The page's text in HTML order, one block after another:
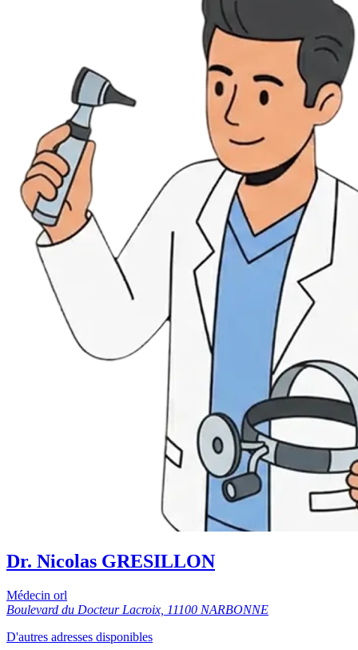
Dr. Nicolas GRESILLON
Médecin orl
Boulevard du Docteur Lacroix, 11100 NARBONNE
D'autres adresses disponibles